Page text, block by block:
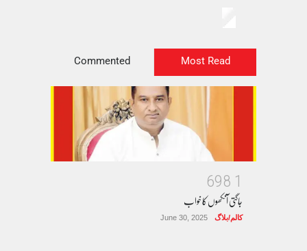
Most Read
Commented
1
8
9
6
جاگتی آنکھوں کا خواب
کالم/بلاگ June 30, 2025